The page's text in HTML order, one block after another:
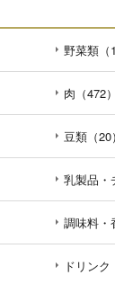
野菜類（
肉（472）
豆類（20）
乳製品・
調味料・
ドリンク